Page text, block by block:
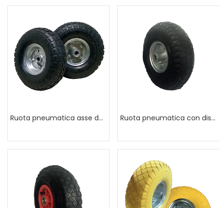
Ruota pneumatica asse decentrato Ruota pneumatica con disco in acciaio